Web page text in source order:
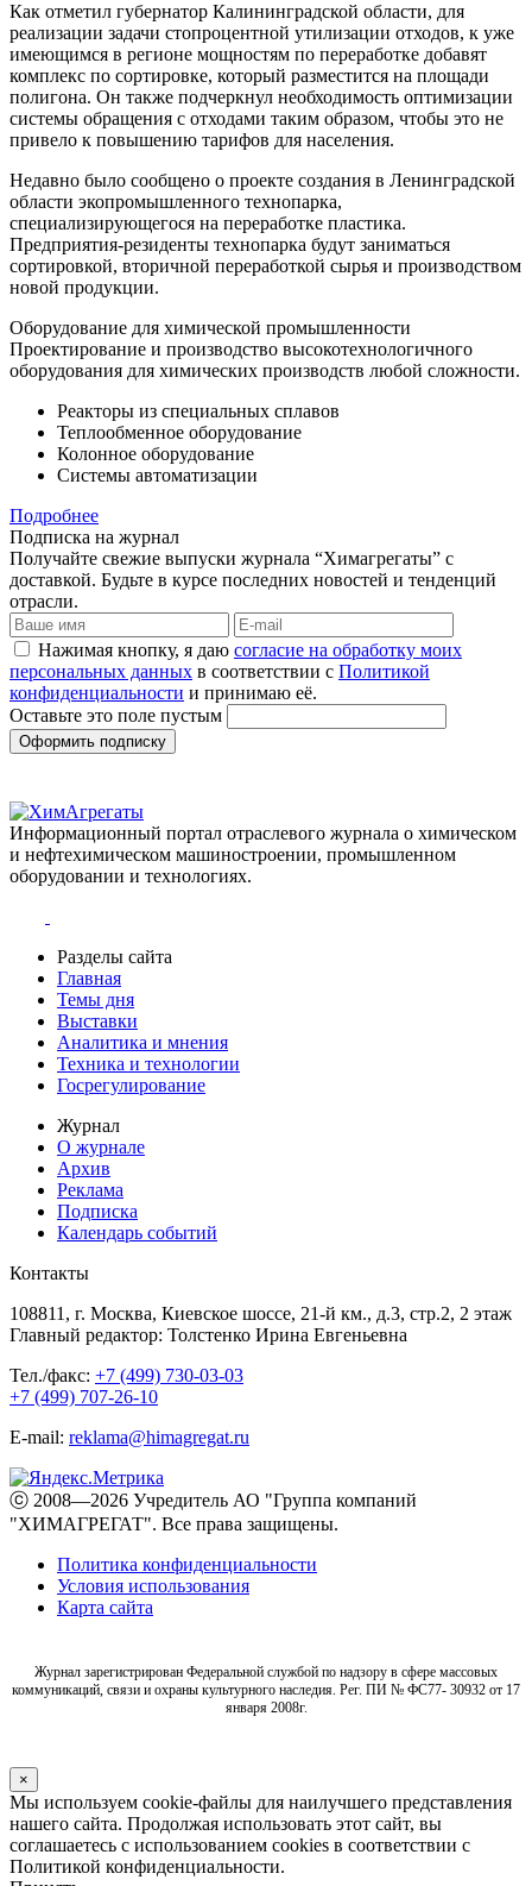
Как отметил губернатор Калининградской области, для
реализации задачи стопроцентной утилизации отходов, к уже
имеющимся в регионе мощностям по переработке добавят
комплекс по сортировке, который разместится на площади
полигона. Он также подчеркнул необходимость оптимизации
системы обращения с отходами таким образом, чтобы это не
привело к повышению тарифов для населения.
Недавно было сообщено о проекте создания в Ленинградской
области экопромышленного технопарка,
специализирующегося на переработке пластика.
Предприятия-резиденты технопарка будут заниматься
сортировкой, вторичной переработкой сырья и производством
новой продукции.
Оборудование для химической промышленности
Проектирование и производство высокотехнологичного
оборудования для химических производств любой сложности.
Реакторы из специальных сплавов
Теплообменное оборудование
Колонное оборудование
Системы автоматизации
Подробнее
Подписка на журнал
Получайте свежие выпуски журнала “Химагрегаты” с
доставкой. Будьте в курсе последних новостей и тенденций
отрасли.
Нажимая кнопку, я даю согласие на обработку моих
персональных данных в соответствии с Политикой
конфиденциальности и принимаю её.
Оставьте это поле пустым
Оформить подписку
Информационный портал отраслевого журнала о химическом
и нефтехимическом машиностроении, промышленном
оборудовании и технологиях.
Разделы сайта
Главная
Темы дня
Выставки
Аналитика и мнения
Техника и технологии
Госрегулирование
Журнал
О журнале
Архив
Реклама
Подписка
Календарь событий
Контакты
108811, г. Москва, Киевское шоссе, 21-й км., д.3, стр.2, 2 этаж
Главный редактор: Толстенко Ирина Евгеньевна
Тел./факс: +7 (499) 730-03-03
+7 (499) 707-26-10
E-mail: reklama@himagregat.ru
ⓒ 2008—2026 Учредитель АО "Группа компаний
"ХИМАГРЕГАТ". Все права защищены.
Политика конфиденциальности
Условия использования
Карта сайта
Журнал зарегистрирован Федеральной службой по надзору в сфере массовых
коммуникаций, связи и охраны культурного наследия. Рег. ПИ № ФС77- 30932 от 17
января 2008г.
×
Мы используем cookie-файлы для наилучшего представления
нашего сайта. Продолжая использовать этот сайт, вы
соглашаетесь с использованием cookies в соответствии с
Политикой конфиденциальности.